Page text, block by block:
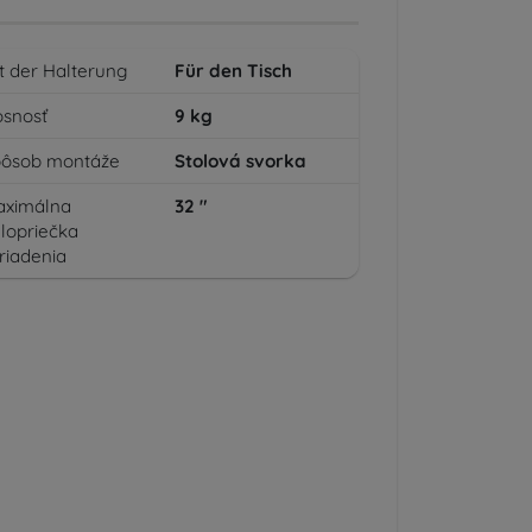
der Halterung
Für den Tisch
9 kg
montáže
Stolová svorka
32 "